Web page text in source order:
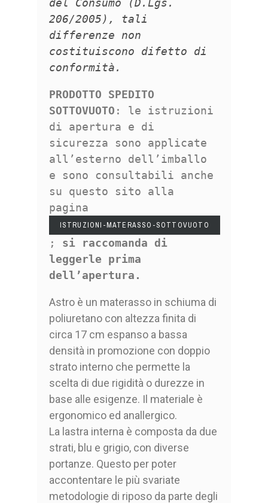
206/2005), tali
differenze non
costituiscono difetto di
conformità.
PRODOTTO SPEDITO
SOTTOVUOTO : le istruzioni
di apertura e di
sicurezza sono applicate
all’esterno dell’imballo
e sono consultabili anche
su questo sito alla
pagina
ISTRUZIONI-MATERASSO-SOTTOVUOTO
; si raccomanda di
leggerle prima
dell’apertura.
Astro è un materasso in schiuma di
poliuretano con altezza finita di
circa 17 cm espanso a bassa
densità in promozione con doppio
strato interno che permette la
scelta di due rigidità o durezze in
base alle esigenze. Il materiale è
ergonomico ed anallergico.
La lastra interna è composta da due
strati, blu e grigio, con diverse
portanze. Questo per poter
accontentare le più svariate
metodologie di riposo da parte degli